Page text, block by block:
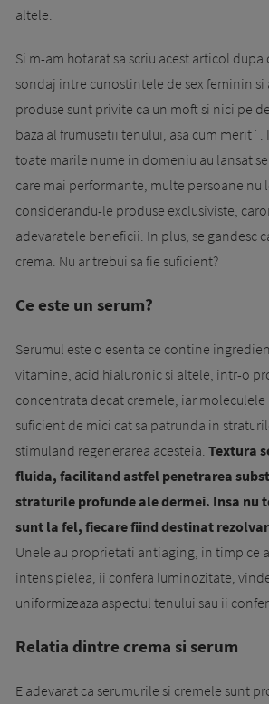
altele.
Si m-am hotarat sa scriu acest articol dupa
sondaj intre cunostintele de sex feminin si
produse sunt privite ca un moft si nici pe
baza al frumusetii tenului, asa cum
toate marile nume in domeniu au lansat
care mai performante, multe persoane nu
considerandu-le produse exclusiviste,
adevaratele beneficii. In plus, se gandesc
crema. Nu ar trebui sa fie suficient?
Ce este un serum?
Serumul este o esenta ce contine
vitamine, acid hialuronic si altele, intr-o
concentrata decat cremele, iar moleculele
suficient de mici cat sa patrunda in
stimuland regenerarea acesteia. Textura
fluida, facilitand astfel penetrarea
straturile profunde ale dermei. Insa nu
sunt la fel, fiecare fiind destinat
Unele au proprietati antiaging, in timp ce
intens pielea, ii confera luminozitate,
uniformizeaza aspectul tenului sau ii
Relatia dintre crema si serum
E adevarat ca serumurile si cremele sunt